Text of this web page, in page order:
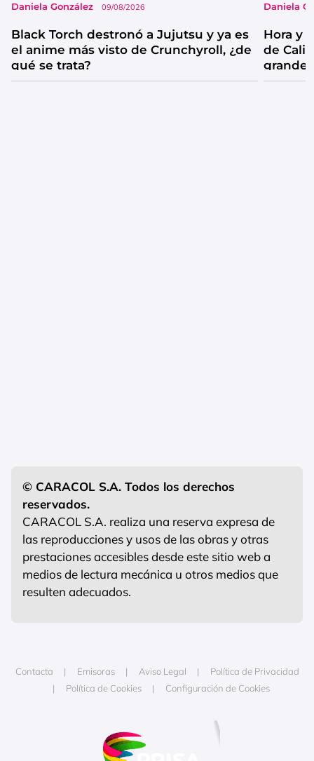
Daniela González 09/08/2026
Black Torch destronó a Jujutsu y ya es
el anime más visto de Crunchyroll, ¿de
qué se trata?
Daniela
Hora y
de Cali
© CARACOL S.A. Todos los derechos
reservados.
CARACOL S.A. realiza una reserva expresa de
las reproducciones y usos de las obras y otras
prestaciones accesibles desde este sitio web a
medios de lectura mecánica u otros medios que
resulten adecuados.
Contacta Emisoras Aviso Legal
Política de Privacidad
Política de Cookies
Configuración de Cookies